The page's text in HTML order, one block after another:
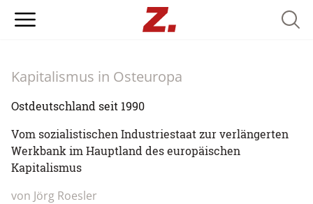
Kapitalismus in Osteuropa
Ostdeutschland seit 1990
Vom sozialistischen Industriestaat zur verlängerten
Werkbank im Hauptland des europäischen
Kapitalismus
von Jörg Roesler